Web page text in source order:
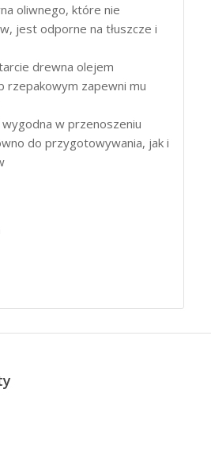
oliwnego, które nie
jest odporne na tłuszcze i
drewna olejem
rzepakowym zapewni mu
w przenoszeniu
do przygotowywania, jak i